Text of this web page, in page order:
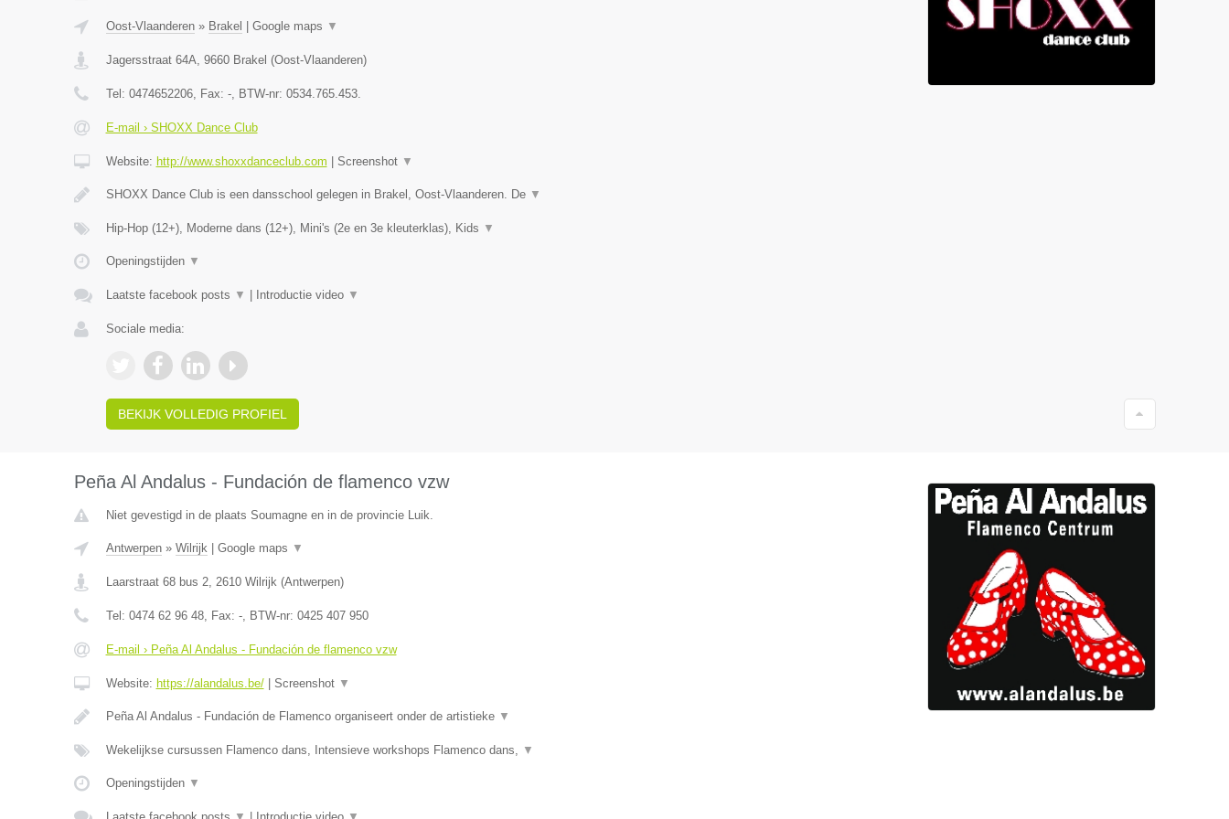
Oost-Vlaanderen» Brakel Google maps ▼
Jagersstraat 64A, 9660 Brakel (Oost-Vlaanderen)
Tel: 0474652206, Fax: -, BTW-nr: 0534.765.453.
E-mail › SHOXX Dance Club
Website: http://www.shoxxdanceclub.com Screenshot ▼
SHOXX Dance Club is een dansschool gelegen in Brakel, Oost-Vlaanderen. De ▼
Hip-Hop (12+), Moderne dans (12+), Mini's (2e en 3e kleuterklas), Kids ▼
Openingstijden ▼
Laatste facebook posts ▼ Introductie video ▼
Sociale media:
BEKIJK VOLLEDIG PROFIEL
Peña Al Andalus - Fundación de flamenco vzw
Niet gevestigd in de plaats Soumagne en in de provincie Luik.
Antwerpen» Wilrijk| Google maps ▼
Laarstraat 68 bus 2, 2610 Wilrijk(Antwerpen)
Tel: 0474 62 96 48, Fax: -, BTW-nr: 0425 407 950
E-mail › Peña Al Andalus - Fundación de flamenco vzw
Website: https://alandalus.be/| Screenshot ▼
Peña Al Andalus - Fundación de Flamenco organiseert onder de artistieke ▼
Wekelijkse cursussen Flamenco dans, Intensieve workshops Flamenco dans, ▼
Openingstijden ▼